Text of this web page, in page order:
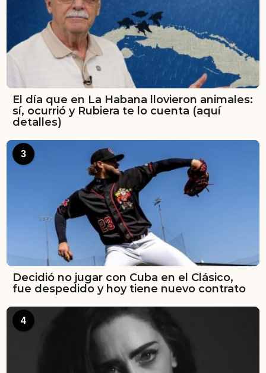
El día que en La Habana llovieron animales:
sí, ocurrió y Rubiera te lo cuenta (aquí
detalles)
3
Decidió no jugar con Cuba en el Clásico,
fue despedido y hoy tiene nuevo contrato
4